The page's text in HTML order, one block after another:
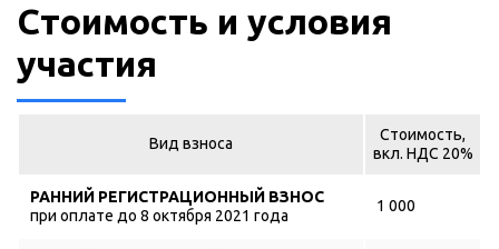
Стоимость и условия
участия
Вид взноса
Стоимость,
вкл. НДС 20%
РАННИЙ РЕГИСТРАЦИОННЫЙ ВЗНОС
при оплате до 8 октября 2021 года
1 000